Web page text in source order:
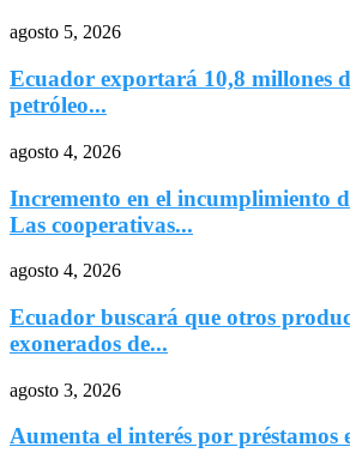
agosto 5, 2026
Ecuador exportará 10,8 millones
petróleo...
agosto 4, 2026
Incremento en el incumplimiento
Las cooperativas...
agosto 4, 2026
Ecuador buscará que otros
exonerados de...
agosto 3, 2026
Aumenta el interés por préstamos